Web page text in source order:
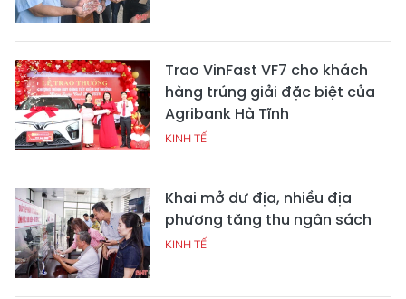
Trao VinFast VF7 cho khách
hàng trúng giải đặc biệt của
Agribank Hà Tĩnh
KINH TẾ
Khai mở dư địa, nhiều địa
phương tăng thu ngân sách
KINH TẾ